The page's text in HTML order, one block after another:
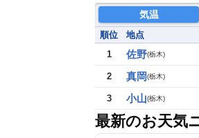
気温
順位 地点
1
佐野(栃木)
2 真岡(栃木)
3 小山(栃木)
最新のお天気